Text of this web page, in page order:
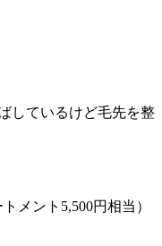
しているけど毛先を整
メント5,500円相当）